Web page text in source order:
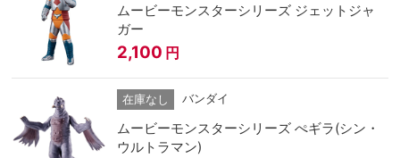
ムービーモンスターシリーズ ジェットジャ
ガー
2,100 円
在庫なし バンダイ
ムービーモンスターシリーズ ぺギラ(シン・
ウルトラマン)